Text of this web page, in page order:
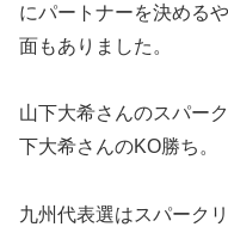
にパートナーを決める
面もありました。
山下大希さんのスパー
下大希さんのKO勝ち。
九州代表選はスパーク